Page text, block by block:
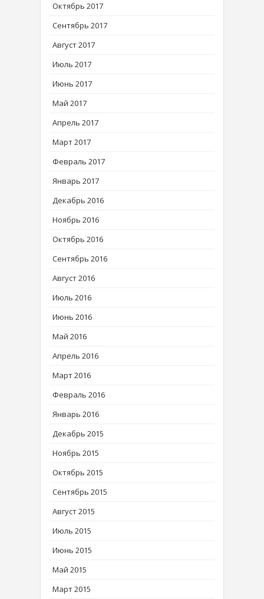
Октябрь 2017
Сентябрь 2017
Август 2017
Июль 2017
Июнь 2017
Май 2017
Апрель 2017
Март 2017
Февраль 2017
Январь 2017
Декабрь 2016
Ноябрь 2016
Октябрь 2016
Сентябрь 2016
Август 2016
Июль 2016
Июнь 2016
Май 2016
Апрель 2016
Март 2016
Февраль 2016
Январь 2016
Декабрь 2015
Ноябрь 2015
Октябрь 2015
Сентябрь 2015
Август 2015
Июль 2015
Июнь 2015
Май 2015
Март 2015